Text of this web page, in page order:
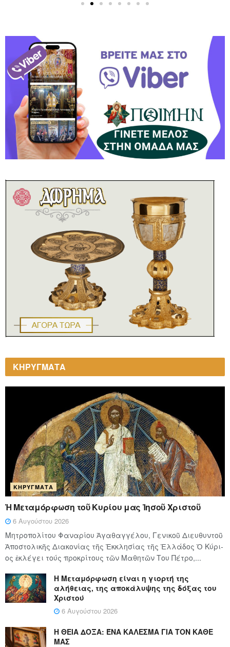
ΚΗΡΥΓΜΑΤΑ
ΚΗΡΎΓΜΑΤΑ
Ἡ Μεταμόρφωση τοῦ Κυρίου μας Ἰησοῦ Χριστοῦ
6 Αυγούστου 2026
Μητροπολίτου Φαναρίου Ἀγαθαγγέλου, Γενικοῦ Διευθυντοῦ
Ἀποστολικῆς Διακονίας τῆς Ἐκκλησίας τῆς Ἑλλάδος Ὁ Κύ­ρι­
ος ἐκλέγει τούς προ­κρί­τους τῶν Μα­θη­τῶν Του Πέ­τρο,...
Η Μεταμόρφωση είναι η γιορτή της
αλήθειας, της αποκάλυψης της δόξας του
Χριστού
6 Αυγούστου 2026
Η ΘΕΙΑ ΔΟΞΑ: ΈΝΑ ΚΑΛΕΣΜΑ ΓΙΑ ΤΟΝ ΚΑΘΕ
ΜΑΣ